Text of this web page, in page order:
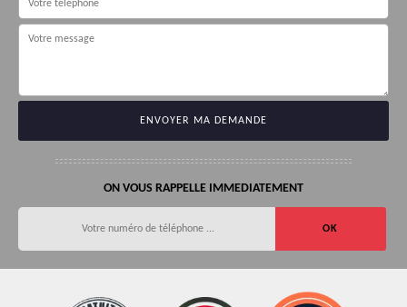
ON VOUS RAPPELLE IMMEDIATEMENT